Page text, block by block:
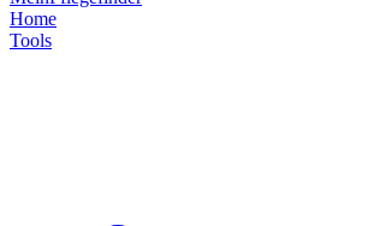
Home
Tools